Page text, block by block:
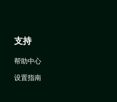
支持
帮助中心
设置指南